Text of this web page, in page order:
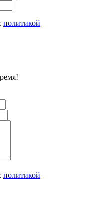
политикой
политикой